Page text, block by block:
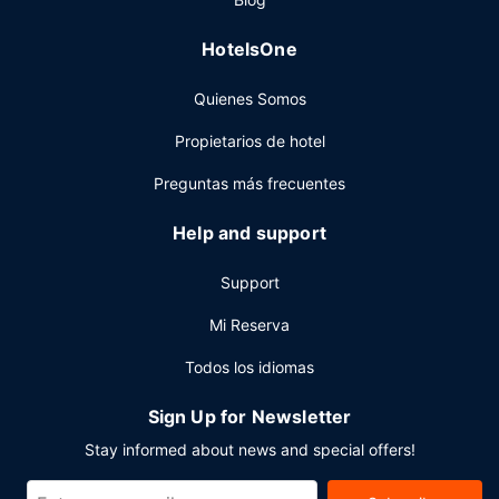
HotelsOne
Quienes Somos
Propietarios de hotel
Preguntas más frecuentes
Help and support
Support
Mi Reserva
Todos los idiomas
Sign Up for Newsletter
Stay informed about news and special offers!